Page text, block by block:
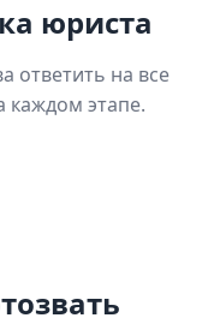
юриста
ответить на все
этапе.